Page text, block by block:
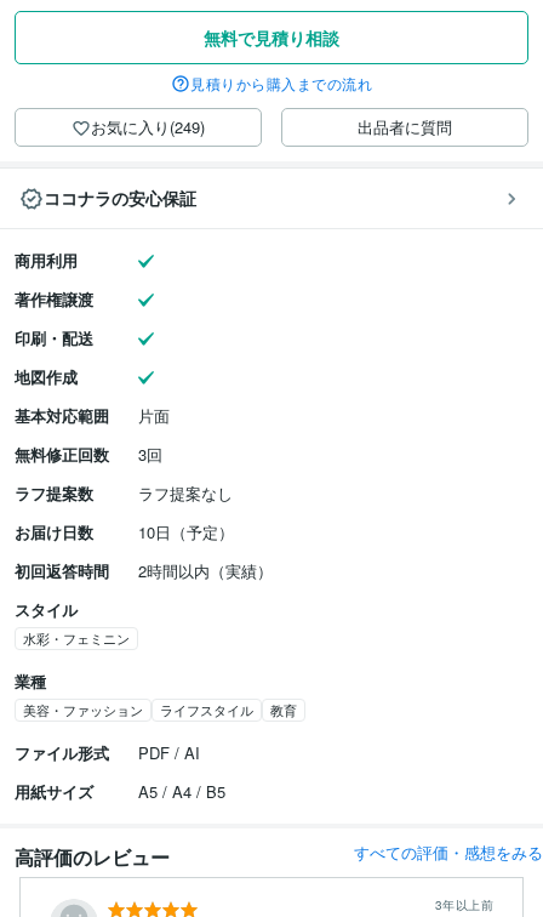
無料で見積り相談
見積りから購入までの流れ
お気に入り(249) 出品者に質問
ココナラの安心保証
商用利用
著作権譲渡
印刷・配送
地図作成
基本対応範囲
片面
無料修正回数
3回
ラフ提案数
ラフ提案なし
お届け日数
10日（予定）
初回返答時間
2時間以内（実績）
スタイル
水彩・フェミニン
業種
美容・ファッション ライフスタイル 教育
ファイル形式
PDF / AI
用紙サイズ
A5 / A4 / B5
高評価のレビュー すべての評価・感想をみる
3年以上前